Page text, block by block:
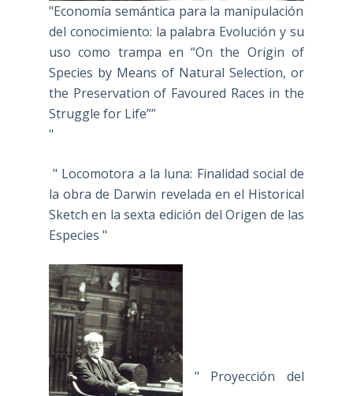
"Economía semántica para la manipulación
del conocimiento: la palabra Evolución y su
uso como trampa en “On the Origin of
Species by Means of Natural Selection, or
the Preservation of Favoured Races in the
Struggle for Life””
"
" Locomotora a la luna: Finalidad social de
la obra de Darwin revelada en el Historical
Sketch en la sexta edición del Origen de las
Especies "
" Proyección del